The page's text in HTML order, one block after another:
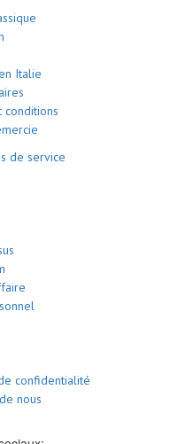
Italie
conditions
de service
confidentialité
nous